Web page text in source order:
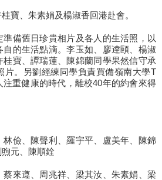
寶、朱素娟及楊淑香回港赴會。
備舊日珍貴相片及各人的生活照，以
的生活點滴。李玉如、廖逹頤、楊淑
寶、譚瑞蓮、陳錦蘭同學果然信守承
片。另劉經練同學負責買備嶺南大學T
重健康的時代，離校40年的約會來得
儉、陳聲利、羅宇平、盧美年、陳錦
元、陳順銓
來遵、周兆祥、梁其汝、朱素娟、梁